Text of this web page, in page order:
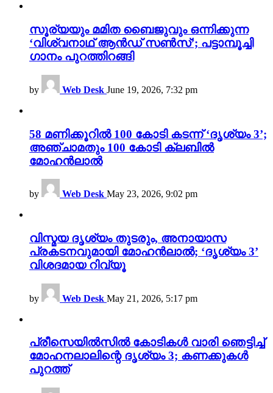
സൂര്യയും മമിത ബൈജുവും ഒന്നിക്കുന്ന
‘വിശ്വനാഥ് ആൻഡ് സൺസ്’; പട്ടാമ്പൂച്ചി
ഗാനം പുറത്തിറങ്ങി
by Web Desk June 19, 2026, 7:32 pm
58 മണിക്കൂറിൽ 100 കോടി കടന്ന് ‘ദൃശ്യം 3’;
അഞ്ചാമതും 100 കോടി ക്ലബിൽ
മോഹൻലാൽ
by Web Desk May 23, 2026, 9:02 pm
വിസ്മയ ദൃശ്യം തുടരും, അനായാസ
പ്രകടനവുമായി മോഹൻലാൽ; ‘ദൃശ്യം 3’
വിശദമായ റിവ്യൂ
by Web Desk May 21, 2026, 5:17 pm
പ്രീസെയിൽസിൽ കോടികൾ വാരി ഞെട്ടിച്ച്
മോഹനലാലിന്റെ ദൃശ്യം 3; കണക്കുകൾ
പുറത്ത്